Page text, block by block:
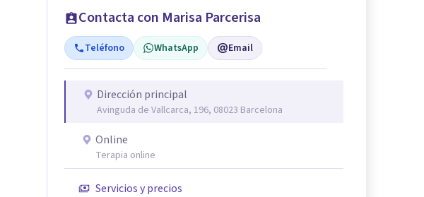
Contacta con Marisa Parcerisa
Teléfono WhatsApp Email
Dirección principal
Avinguda de Vallcarca, 196, 08023 Barcelona
Online
Terapia online
Servicios y precios